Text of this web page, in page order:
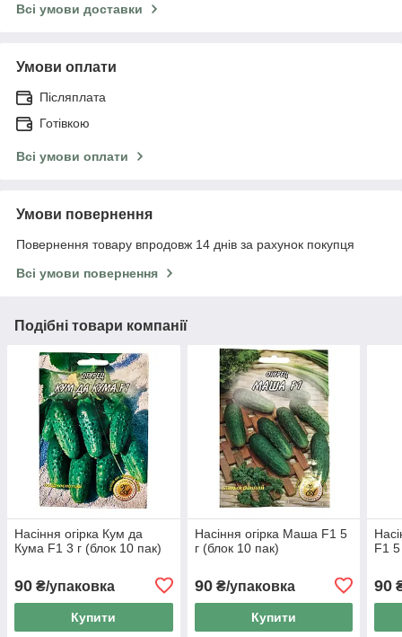
Всі умови доставки
Умови оплати
Післяплата
Готівкою
Всі умови оплати
Умови повернення
Повернення товару впродовж 14 днів за рахунок покупця
Всі умови повернення
Подібні товари компанії
Насіння огірка Кум да
Кума F1 3 г (блок 10 пак)
90 ₴/упаковка
Купити
Насіння огірка Маша F1 5
г (блок 10 пак)
90₴/упаковка
Купити
F1 5
90